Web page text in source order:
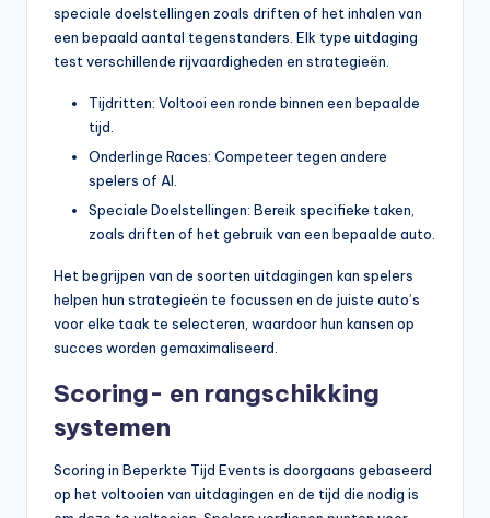
speciale doelstellingen zoals driften of het inhalen van
een bepaald aantal tegenstanders. Elk type uitdaging
test verschillende rijvaardigheden en strategieën.
Tijdritten: Voltooi een ronde binnen een bepaalde
tijd.
Onderlinge Races: Competeer tegen andere
spelers of AI.
Speciale Doelstellingen: Bereik specifieke taken,
zoals driften of het gebruik van een bepaalde auto.
Het begrijpen van de soorten uitdagingen kan spelers
helpen hun strategieën te focussen en de juiste auto’s
voor elke taak te selecteren, waardoor hun kansen op
succes worden gemaximaliseerd.
Scoring- en rangschikking
systemen
Scoring in Beperkte Tijd Events is doorgaans gebaseerd
op het voltooien van uitdagingen en de tijd die nodig is